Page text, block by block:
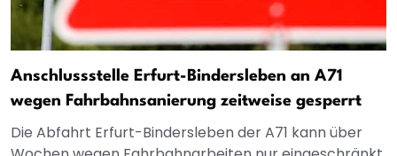
Anschlussstelle Erfurt-Bindersleben an A71
wegen Fahrbahnsanierung zeitweise gesperrt
Die Abfahrt Erfurt-Bindersleben der A71 kann über